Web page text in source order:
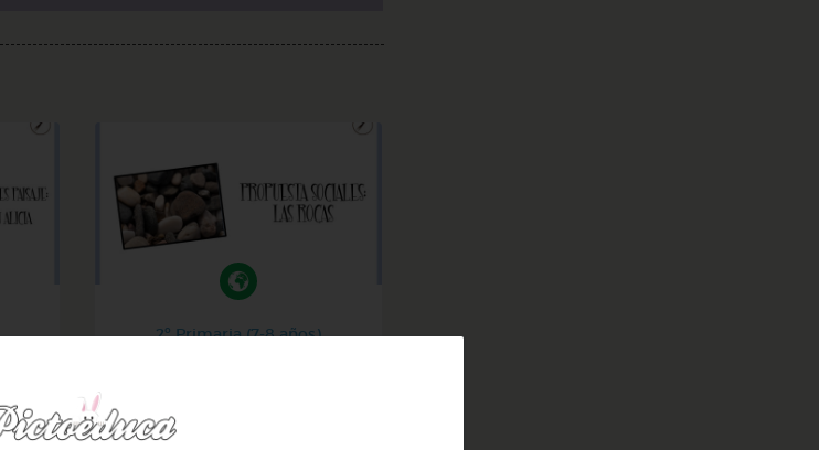
2º Primaria (7-8 años)